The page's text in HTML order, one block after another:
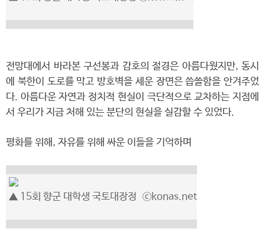
전망대에서 바라본 구선봉과 감호의 절경은 아름다웠지만, 동시
에 북한이 도로를 막고 방호벽을 세운 장면은 씁쓸함을 안겨주었
다. 아름다운 자연과 정치적 현실이 극단적으로 교차하는 지점에
서 우리가 지금 처해 있는 분단의 현실을 실감할 수 있었다.
평화를 위해, 자유를 위해 싸운 이들을 기억하며
▲ 15회 향군 대학생 국토대장정 ⓒkonas.net